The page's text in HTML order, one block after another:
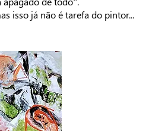
isso já não é tarefa do pintor...